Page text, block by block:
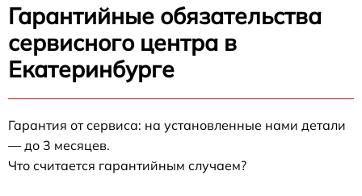
Гарантийные обязательства
сервисного центра в
Екатеринбурге
Гарантия от сервиса: на установленные нами детали
— до 3 месяцев.
Что считается гарантийным случаем?